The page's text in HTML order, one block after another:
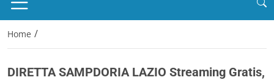
Home /
DIRETTA SAMPDORIA LAZIO Streaming Gratis,